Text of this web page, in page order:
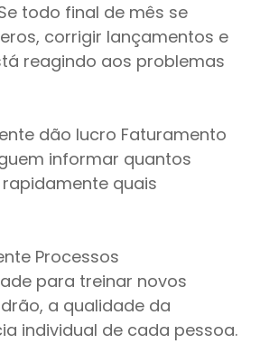
todo final de mês se
corrigir lançamentos e
reagindo aos problemas
dão lucro Faturamento
informar quantos
quais
Processos
para treinar novos
a qualidade da
individual de cada pessoa.